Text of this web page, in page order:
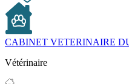
CABINET VETERINAIRE
Vétérinaire